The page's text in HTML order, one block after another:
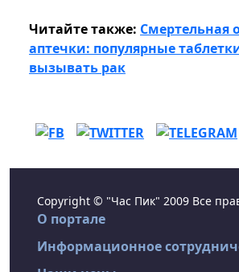
Читайте также: Смертельная
аптечки: популярные
вызывать рак
Copyright © "Час Пик" 2009 Все
О портале
Информационное